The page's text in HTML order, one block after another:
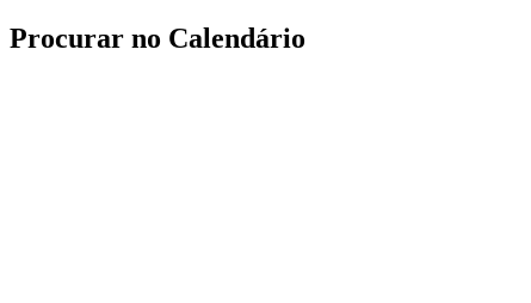
Procurar no Calendário